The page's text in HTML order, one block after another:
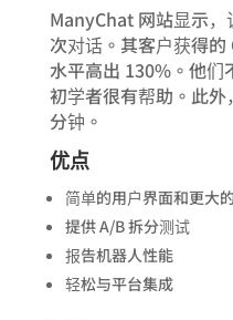
ManyChat 网站显示
次对话。其客户获得
水平高出 130%。他们
初学者很有帮助。此
分钟。
优点
简单的用户界面和更大
提供 A/B 拆分测试
报告机器人性能
轻松与平台集成